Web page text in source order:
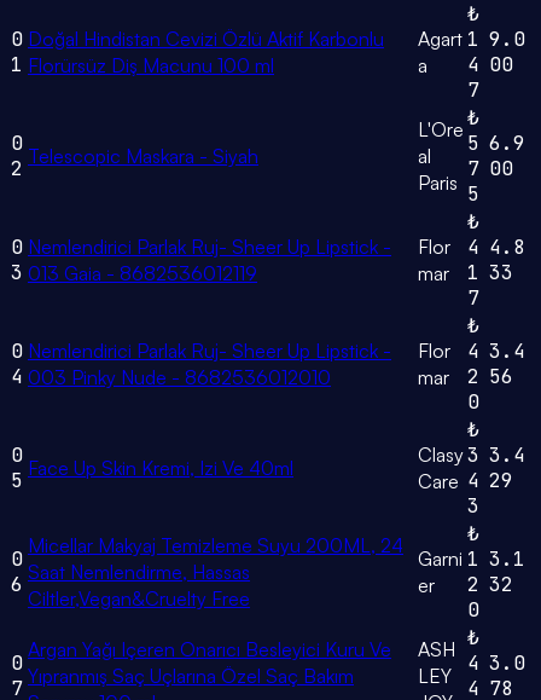
0
1
Doğal Hindistan Cevizi Özlü Aktif Karbonlu
Florürsüz Diş Macunu 100 ml
Agart
a
₺
1
4
7
9.0
00
0
2 Telescopic Maskara - Siyah
L'Ore
al
Paris
₺
5
7
5
6.9
00
0
3
Nemlendirici Parlak Ruj- Sheer Up Lipstick -
013 Gaia - 8682536012119
Flor
mar
₺
4
1
7
4.8
33
0
4
Nemlendirici Parlak Ruj- Sheer Up Lipstick -
003 Pinky Nude - 8682536012010
Flor
mar
₺
4
2
0
3.4
56
0
5 Face Up Skin Kremi, Izi Ve 40ml
Clasy
Care
₺
3
4
3
3.4
29
0
6
Micellar Makyaj Temizleme Suyu 200ML, 24
Saat Nemlendirme, Hassas
Ciltler,Vegan&Cruelty Free
Garni
er
₺
1
2
0
3.1
32
0
7
Argan Yağı Içeren Onarıcı Besleyici Kuru Ve
Yıpranmış Saç Uçlarına Özel Saç Bakım
ASH
LEY
₺
4
4
3.0
78